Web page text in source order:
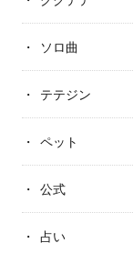
ソロ曲
テテジン
ペット
公式
占い